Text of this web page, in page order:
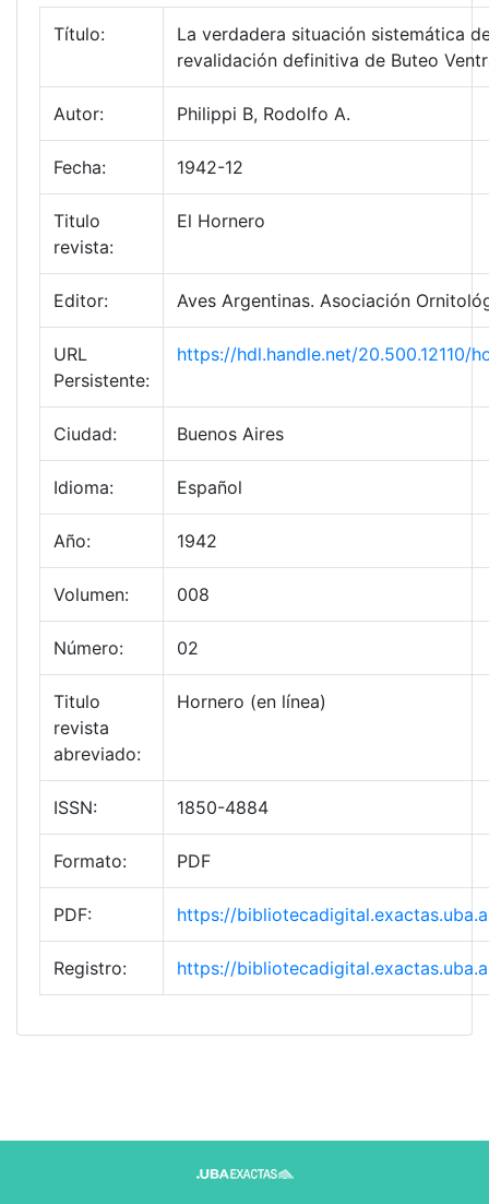
Título:
La verdadera situación sistemática
revalidación definitiva de Buteo
Autor: Philippi B, Rodolfo A.
Fecha: 1942-12
Titulo
revista:
El Hornero
Editor: Aves Argentinas. Asociación
URL
Persistente:
https://hdl.handle.net/20.500.12110/
Ciudad: Buenos Aires
Idioma: Español
Año: 1942
Volumen: 008
Número: 02
Titulo
revista
abreviado:
Hornero (en línea)
ISSN: 1850-4884
Formato: PDF
PDF: https://
Registro: https://